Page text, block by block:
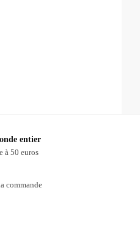
entier
à 50 euros
commande